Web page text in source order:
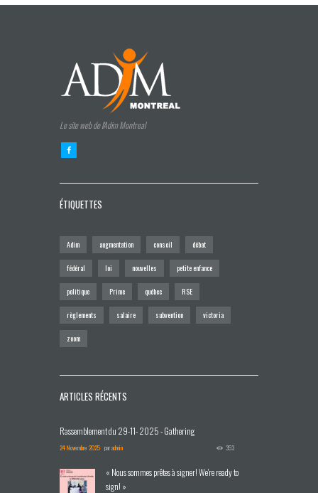
Le site web de l'Adim Montreal
ÉTIQUETTES
Adim augmentation conseil débat
fédéral loi nouvelles petite enfance
politique Prime québec RSE
règlements salaire subvention victoria
zoom
ARTICLES RÉCENTS
Rassemblement du 29-11- 2025 - Gathering
24 Novembre 2025 paradmin 353
« Nous sommes prêtes à signer! We're ready to
sign! »